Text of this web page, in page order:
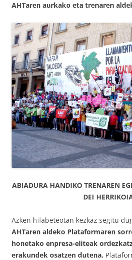
AHTaren aurkako eta trenaren
ABIADURA HANDIKO TRENAREN
DEI
Azken hilabeteotan kezkaz segitu
AHTaren aldeko Plataformaren
honetako enpresa-eliteak
erakundek osatzen dutena.